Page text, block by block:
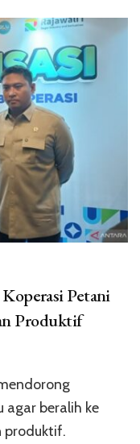
Petani
Produktif
agar beralih ke
produktif.